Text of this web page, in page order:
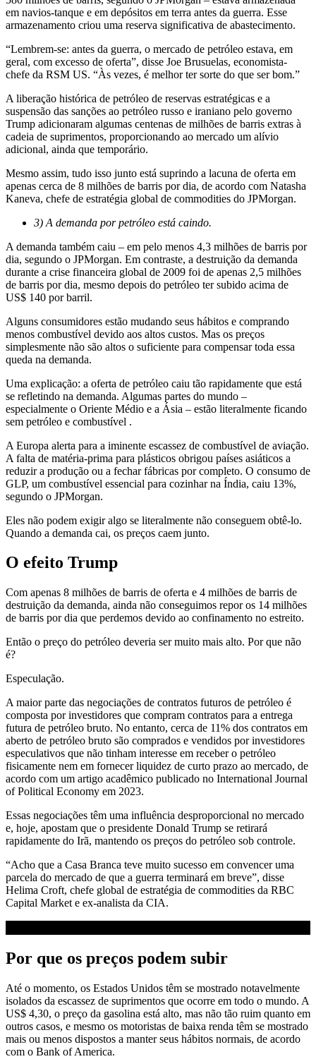
em navios-tanque e em depósitos em terra antes da guerra. Esse
armazenamento criou uma reserva significativa de abastecimento.
“Lembrem-se: antes da guerra, o mercado de petróleo estava, em
geral, com excesso de oferta”, disse Joe Brusuelas, economista-
chefe da RSM US. “Às vezes, é melhor ter sorte do que ser bom.”
A liberação histórica de petróleo de reservas estratégicas e a
suspensão das sanções ao petróleo russo e iraniano pelo governo
Trump adicionaram algumas centenas de milhões de barris extras à
cadeia de suprimentos, proporcionando ao mercado um alívio
adicional, ainda que temporário.
Mesmo assim, tudo isso junto está suprindo a lacuna de oferta em
apenas cerca de 8 milhões de barris por dia, de acordo com Natasha
Kaneva, chefe de estratégia global de commodities do JPMorgan.
3) A demanda por petróleo está caindo.
A demanda também caiu – em pelo menos 4,3 milhões de barris por
dia, segundo o JPMorgan. Em contraste, a destruição da demanda
durante a crise financeira global de 2009 foi de apenas 2,5 milhões
de barris por dia, mesmo depois do petróleo ter subido acima de
US$ 140 por barril.
Alguns consumidores estão mudando seus hábitos e comprando
menos combustível devido aos altos custos. Mas os preços
simplesmente não são altos o suficiente para compensar toda essa
queda na demanda.
Uma explicação: a oferta de petróleo caiu tão rapidamente que está
se refletindo na demanda. Algumas partes do mundo –
especialmente o Oriente Médio e a Ásia – estão literalmente ficando
sem petróleo e combustível .
A Europa alerta para a iminente escassez de combustível de aviação.
A falta de matéria-prima para plásticos obrigou países asiáticos a
reduzir a produção ou a fechar fábricas por completo. O consumo de
GLP, um combustível essencial para cozinhar na Índia, caiu 13%,
segundo o JPMorgan.
Eles não podem exigir algo se literalmente não conseguem obtê-lo.
Quando a demanda cai, os preços caem junto.
O efeito Trump
Com apenas 8 milhões de barris de oferta e 4 milhões de barris de
destruição da demanda, ainda não conseguimos repor os 14 milhões
de barris por dia que perdemos devido ao confinamento no estreito.
Então o preço do petróleo deveria ser muito mais alto. Por que não
é?
Especulação.
A maior parte das negociações de contratos futuros de petróleo é
composta por investidores que compram contratos para a entrega
futura de petróleo bruto. No entanto, cerca de 11% dos contratos em
aberto de petróleo bruto são comprados e vendidos por investidores
especulativos que não tinham interesse em receber o petróleo
fisicamente nem em fornecer liquidez de curto prazo ao mercado, de
acordo com um artigo acadêmico publicado no International Journal
of Political Economy em 2023.
Essas negociações têm uma influência desproporcional no mercado
e, hoje, apostam que o presidente Donald Trump se retirará
rapidamente do Irã, mantendo os preços do petróleo sob controle.
“Acho que a Casa Branca teve muito sucesso em convencer uma
parcela do mercado de que a guerra terminará em breve”, disse
Helima Croft, chefe global de estratégia de commodities da RBC
Capital Market e ex-analista da CIA.
Por que os preços podem subir
Até o momento, os Estados Unidos têm se mostrado notavelmente
isolados da escassez de suprimentos que ocorre em todo o mundo. A
US$ 4,30, o preço da gasolina está alto, mas não tão ruim quanto em
outros casos, e mesmo os motoristas de baixa renda têm se mostrado
mais ou menos dispostos a manter seus hábitos normais, de acordo
com o Bank of America.